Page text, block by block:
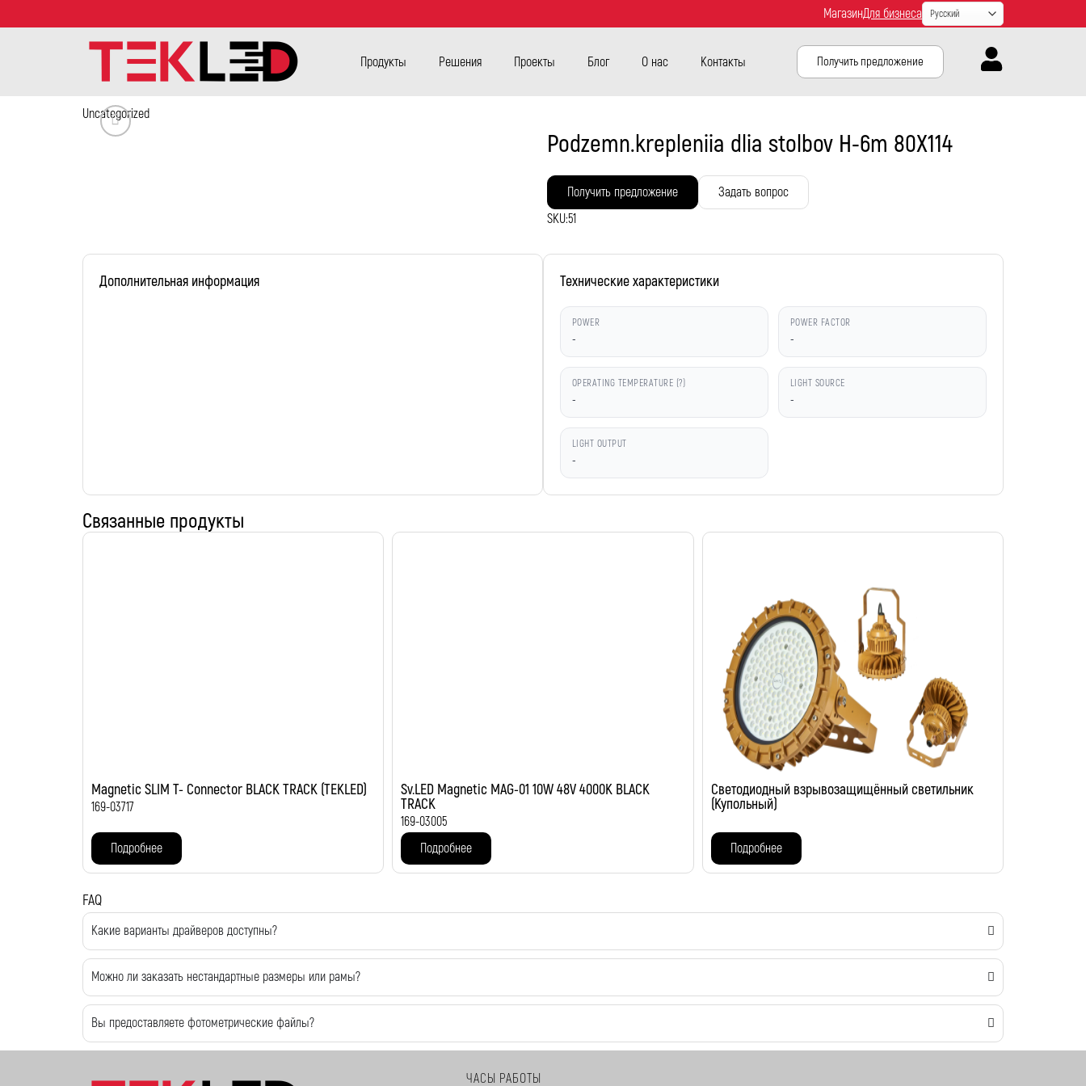
МагазинДля бизнеса
Продукты Решения Проекты Блог О нас Контакты Получить предложение
Uncategorized
Podzemn.krepleniia dlia stolbov H-6m 80X114
Получить предложение
Задать вопрос
SKU:51
Дополнительная информация Технические характеристики
POWER
-
POWER FACTOR
-
OPERATING TEMPERATURE (?)
-
LIGHT SOURCE
-
LIGHT OUTPUT
-
Связанные продукты
Magnetic SLIM T- Connector BLACK TRACK (TEKLED)
169-03717
Подробнее
Sv.LED Magnetic MAG-01 10W 48V 4000K BLACK
TRACK
169-03005
Подробнее
Светодиодный взрывозащищённый светильник
(Купольный)
Подробнее
FAQ
Какие варианты драйверов доступны?
Можно ли заказать нестандартные размеры или рамы?
Вы предоставляете фотометрические файлы?
ЧАСЫ РАБОТЫ